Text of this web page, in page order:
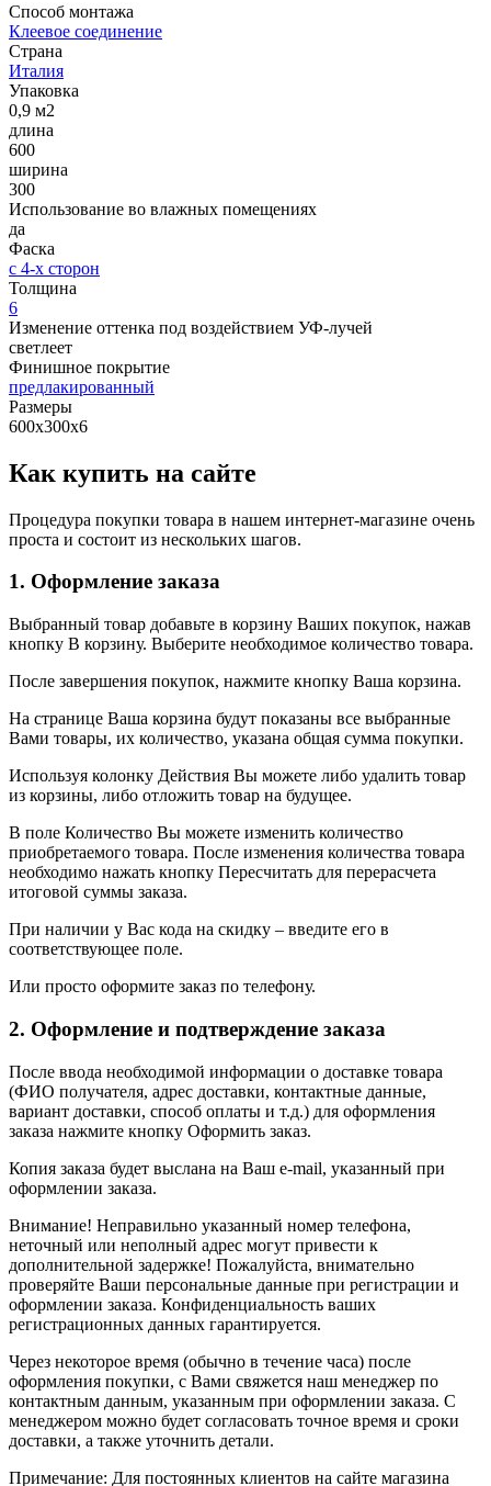
Способ монтажа
Клеевое соединение
Страна
Италия
Упаковка
0,9 м2
длина
600
ширина
300
Использование во влажных помещениях
да
Фаска
с 4-х сторон
Толщина
6
Изменение оттенка под воздействием УФ-лучей
светлеет
Финишное покрытие
предлакированный
Размеры
600х300х6
Как купить на сайте
Процедура покупки товара в нашем интернет-магазине очень
проста и состоит из нескольких шагов.
1. Оформление заказа
Выбранный товар добавьте в корзину Ваших покупок, нажав
кнопку В корзину. Выберите необходимое количество товара.
После завершения покупок, нажмите кнопку Ваша корзина.
На странице Ваша корзина будут показаны все выбранные
Вами товары, их количество, указана общая сумма покупки.
Используя колонку Действия Вы можете либо удалить товар
из корзины, либо отложить товар на будущее.
В поле Количество Вы можете изменить количество
приобретаемого товара. После изменения количества товара
необходимо нажать кнопку Пересчитать для перерасчета
итоговой суммы заказа.
При наличии у Вас кода на скидку – введите его в
соответствующее поле.
Или просто оформите заказ по телефону.
2. Оформление и подтверждение заказа
После ввода необходимой информации о доставке товара
(ФИО получателя, адрес доставки, контактные данные,
вариант доставки, способ оплаты и т.д.) для оформления
заказа нажмите кнопку Оформить заказ.
Копия заказа будет выслана на Ваш e-mail, указанный при
оформлении заказа.
Внимание! Неправильно указанный номер телефона,
неточный или неполный адрес могут привести к
дополнительной задержке! Пожалуйста, внимательно
проверяйте Ваши персональные данные при регистрации и
оформлении заказа. Конфиденциальность ваших
регистрационных данных гарантируется.
Через некоторое время (обычно в течение часа) после
оформления покупки, с Вами свяжется наш менеджер по
контактным данным, указанным при оформлении заказа. С
менеджером можно будет согласовать точное время и сроки
доставки, а также уточнить детали.
Примечание: Для постоянных клиентов на сайте магазина